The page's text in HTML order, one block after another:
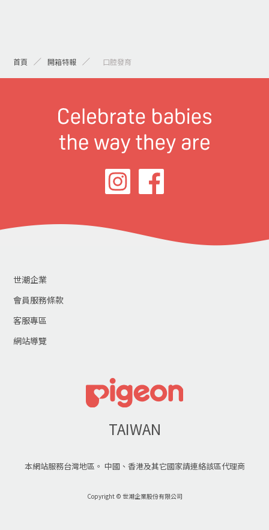
首頁 開箱特報 > 口腔發育
世潮企業
會員服務條款
客服專區
網站導覽
TAIWAN
本網站服務台灣地區。 中國、香港及其它國家請連絡該區代理商
Copyright © 世潮企業股份有限公司